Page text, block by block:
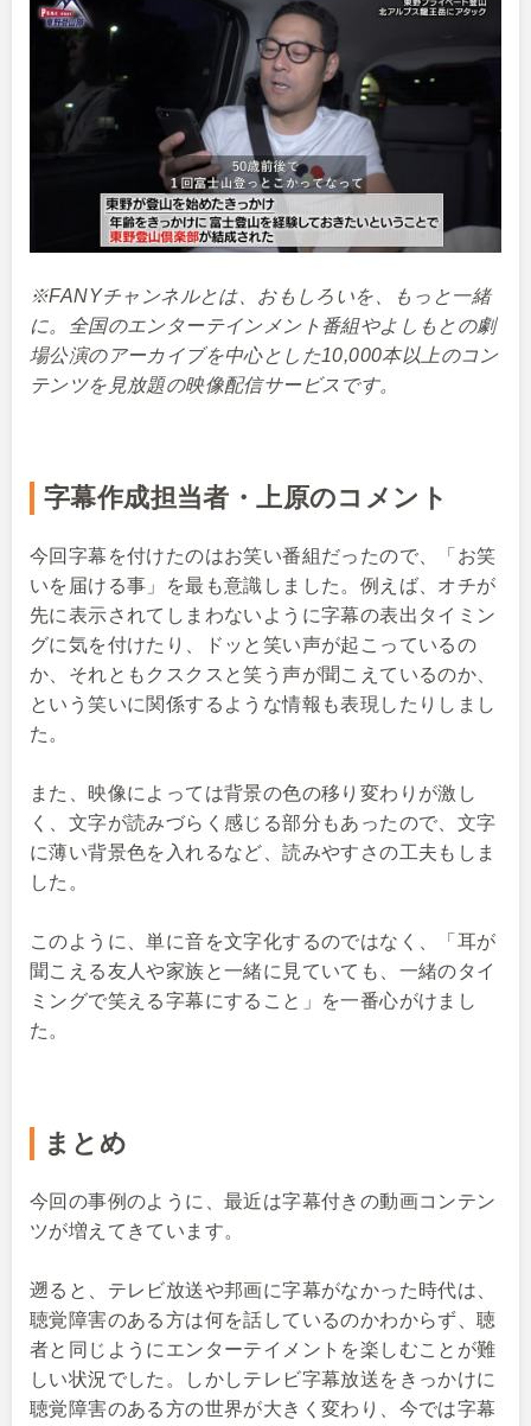
※FANYチャンネルとは、おもしろいを、もっと一緒
に。全国のエンターテインメント番組やよしもとの劇
場公演のアーカイブを中心とした10,000本以上のコン
テンツを見放題の映像配信サービスです。
字幕作成担当者・上原のコメント
今回字幕を付けたのはお笑い番組だったので、「お笑
いを届ける事」を最も意識しました。例えば、オチが
先に表示されてしまわないように字幕の表出タイミン
グに気を付けたり、ドッと笑い声が起こっているの
か、それともクスクスと笑う声が聞こえているのか、
という笑いに関係するような情報も表現したりしまし
た。
また、映像によっては背景の色の移り変わりが激し
く、文字が読みづらく感じる部分もあったので、文字
に薄い背景色を入れるなど、読みやすさの工夫もしま
した。
このように、単に音を文字化するのではなく、「耳が
聞こえる友人や家族と一緒に見ていても、一緒のタイ
ミングで笑える字幕にすること」を一番心がけまし
た。
まとめ
今回の事例のように、最近は字幕付きの動画コンテン
ツが増えてきています。
遡ると、テレビ放送や邦画に字幕がなかった時代は、
聴覚障害のある方は何を話しているのかわからず、聴
者と同じようにエンターテイメントを楽しむことが難
しい状況でした。しかしテレビ字幕放送をきっかけに
聴覚障害のある方の世界が大きく変わり、今では字幕